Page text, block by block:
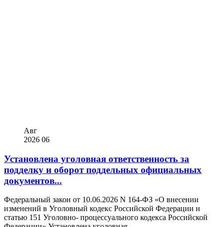
Авг
2026 06
Установлена уголовная ответственность за
подделку и оборот поддельных официальных
документов...
Федеральный закон от 10.06.2026 N 164-ФЗ «О внесении
изменений в Уголовный кодекс Российской Федерации и
статью 151 Уголовно- процессуального кодекса Российской